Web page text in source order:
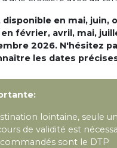
en mai, juin,
février, avril, mai,
2026. N'hésitez
les dates
lointaine, seule
de validité est
sont le DTP